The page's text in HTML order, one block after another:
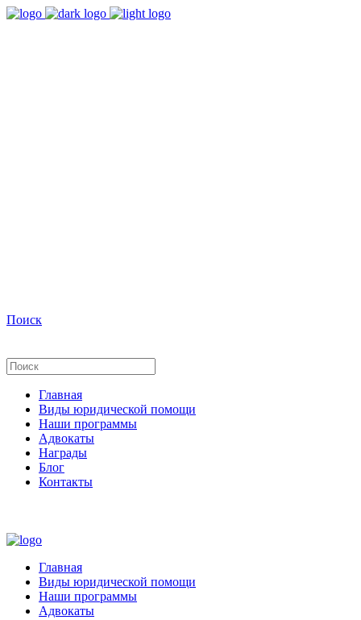
Поиск
Главная
Виды юридической помощи
Наши программы
Адвокаты
Награды
Блог
Контакты
Главная
Виды юридической помощи
Наши программы
Адвокаты